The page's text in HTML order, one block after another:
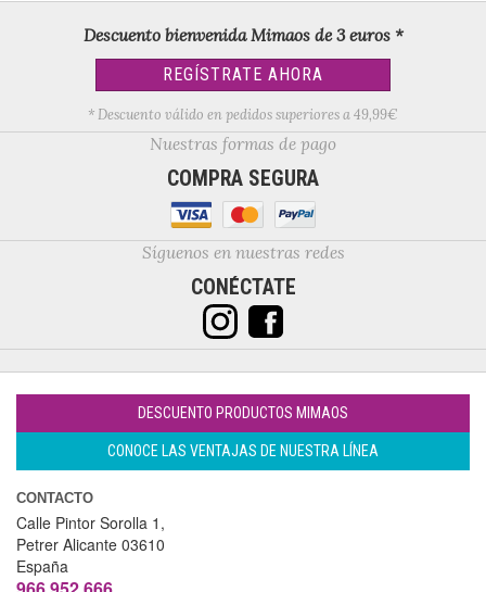
Descuento bienvenida Mimaos de 3 euros *
REGÍSTRATE AHORA
* Descuento válido en pedidos superiores a 49,99€
Nuestras formas de pago
COMPRA SEGURA
Síguenos en nuestras redes
CONÉCTATE
DESCUENTO PRODUCTOS MIMAOS
CONOCE LAS VENTAJAS DE NUESTRA LÍNEA
CONTACTO
Calle Pintor Sorolla 1,
Petrer Alicante 03610
España